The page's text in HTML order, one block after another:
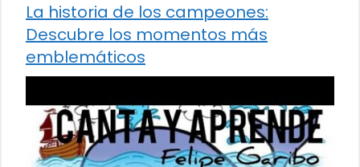
La historia de los campeones:
Descubre los momentos más
emblemáticos